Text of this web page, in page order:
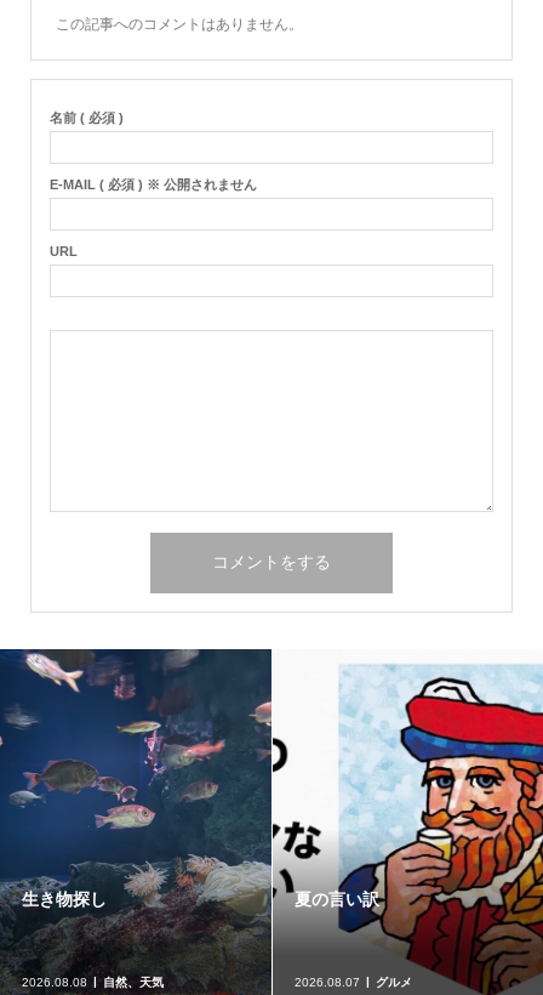
この記事へのコメントはありません。
名前 ( 必須 )
E-MAIL ( 必須 ) ※ 公開されません
URL
生き物探し
2026.08.08 自然、天気
夏の言い訳
2026.08.07 グルメ